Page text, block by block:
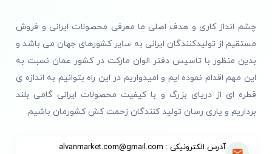
چشم انداز کاری و هدف اصلی ما معرفی محصولات ایرانی و فروش
مستقیم از تولیدکنندگان ایرانی به سایر کشورهای جهان می باشد و
بدین منظور با تاسیس دفتر الوان مارکت در کشور عمان نسبت به
این مهم اقدام نموده ایم و امیدواریم در این راه بتوانیم به اندازه ی
قطره ای از دریای بزرگ و با کیفیت محصولات ایرانی گامی بلند
برداریم و یاری رسان تولید کنندگان زحمت کش کشورمان باشیم.
آدرس الکترونیکی : alvanmarket.com@gmail.com